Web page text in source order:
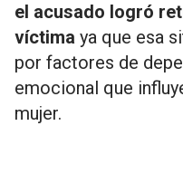
el acusado logró
víctima ya que esa
por factores de
emocional que
mujer.